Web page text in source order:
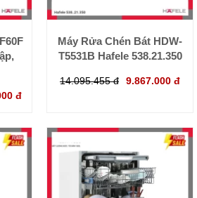
đ
Máy Rửa Chén Bát HDW-
T5531B Hafele 538.21.350
14.095.455 đ 9.867.000 đ